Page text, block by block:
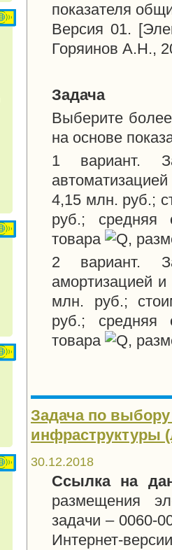
показателя
Версия 01.
Горяинов А.Н.,
Задача
Выберите
на основе
1 вариант.
4,15 млн. руб.;
руб.; средняя
товара
,
2 вариант.
амортизацией
млн. руб.;
руб.; средняя
товара
,
Задача по
инфраструктуры
30.12.2018
Ссылка на
размещения
задачи –0060-
Интернет-